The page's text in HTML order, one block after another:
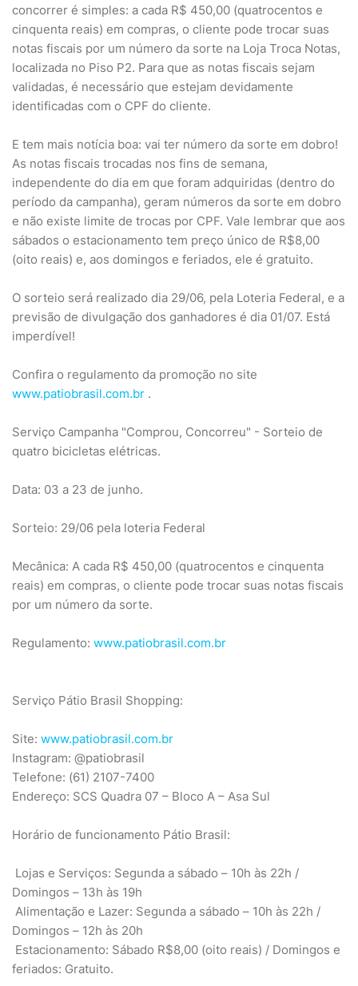
concorrer é simples: a cada R$ 450,00 (quatrocentos e
cinquenta reais) em compras, o cliente pode trocar suas
notas fiscais por um número da sorte na Loja Troca Notas,
localizada no Piso P2. Para que as notas fiscais sejam
validadas, é necessário que estejam devidamente
identificadas com o CPF do cliente.
E tem mais notícia boa: vai ter número da sorte em dobro!
As notas fiscais trocadas nos fins de semana,
independente do dia em que foram adquiridas (dentro do
período da campanha), geram números da sorte em dobro
e não existe limite de trocas por CPF. Vale lembrar que aos
sábados o estacionamento tem preço único de R$8,00
(oito reais) e, aos domingos e feriados, ele é gratuito.
O sorteio será realizado dia 29/06, pela Loteria Federal, e a
previsão de divulgação dos ganhadores é dia 01/07. Está
imperdível!
Confira o regulamento da promoção no site
www.patiobrasil.com.br .
Serviço Campanha "Comprou, Concorreu" - Sorteio de
quatro bicicletas elétricas.
Data: 03 a 23 de junho.
Sorteio: 29/06 pela loteria Federal
Mecânica: A cada R$ 450,00 (quatrocentos e cinquenta
reais) em compras, o cliente pode trocar suas notas fiscais
por um número da sorte.
Regulamento: www.patiobrasil.com.br
Serviço Pátio Brasil Shopping:
Site: www.patiobrasil.com.br
Instagram: @patiobrasil
Telefone: (61) 2107-7400
Endereço: SCS Quadra 07 – Bloco A – Asa Sul
Horário de funcionamento Pátio Brasil:
Lojas e Serviços: Segunda a sábado – 10h às 22h /
Domingos – 13h às 19h
Alimentação e Lazer: Segunda a sábado – 10h às 22h /
Domingos – 12h às 20h
Estacionamento: Sábado R$8,00 (oito reais) / Domingos e
feriados: Gratuito.